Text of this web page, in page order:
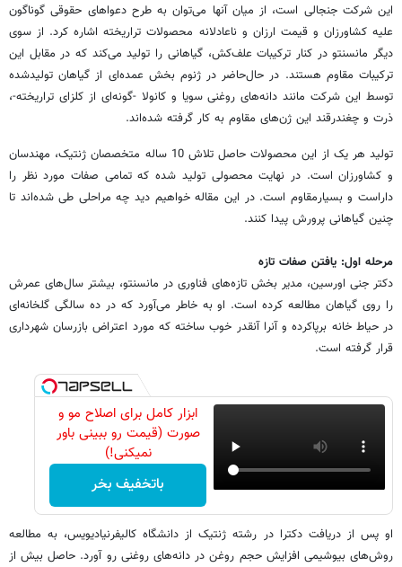
این شرکت جنجالی است، از میان آنها می‌توان به طرح دعواهای حقوقی گوناگون
علیه کشاورزان و قیمت ارزان و ناعادلانه محصولات تراریخته اشاره کرد. از سوی
دیگر مانسنتو در کنار ترکیبات علف‌کش، گیاهانی را تولید می‌کند که در مقابل این
ترکیبات مقاوم هستند. در حال‌حاضر در ژنوم بخش عمده‌ای از گیاهان تولیدشده
توسط این شرکت مانند دانه‌های روغنی سویا و کانولا -گونه‌ای از کلزای تراریخته-،
ذرت و چغندرقند این ژن‌های مقاوم به کار گرفته شده‌اند.
تولید هر یک از این محصولات حاصل تلاش 10 ساله متخصصان ژنتیک، مهندسان
و کشاورزان است. در نهایت محصولی تولید شده که تمامی صفات مورد نظر را
داراست و بسیارمقاوم است. در این مقاله خواهیم دید چه مراحلی طی شده‌اند تا
چنین گیاهانی پرورش پیدا کنند.
مرحله اول: یافتن صفات تازه
دکتر جنی اورسین، مدیر بخش تازه‌های فناوری در مانسنتو، بیشتر سال‌های عمرش
را روی گیاهان مطالعه کرده است. او به خاطر می‌آورد که در ده سالگی گلخانه‌ای
در حیاط خانه برپاکرده و آنرا آنقدر خوب ساخته که مورد اعتراض بازرسان شهرداری
قرار گرفته است.
ابزار کامل برای اصلاح مو و
صورت (قیمت رو ببینی باور
نمیکنی!)
باتخفیف بخر
او پس از دریافت دکترا در رشته ژنتیک از دانشگاه کالیفرنیادیویس، به مطالعه
روش‌های بیوشیمی افزایش حجم روغن در دانه‌های روغنی رو آورد. حاصل بیش از